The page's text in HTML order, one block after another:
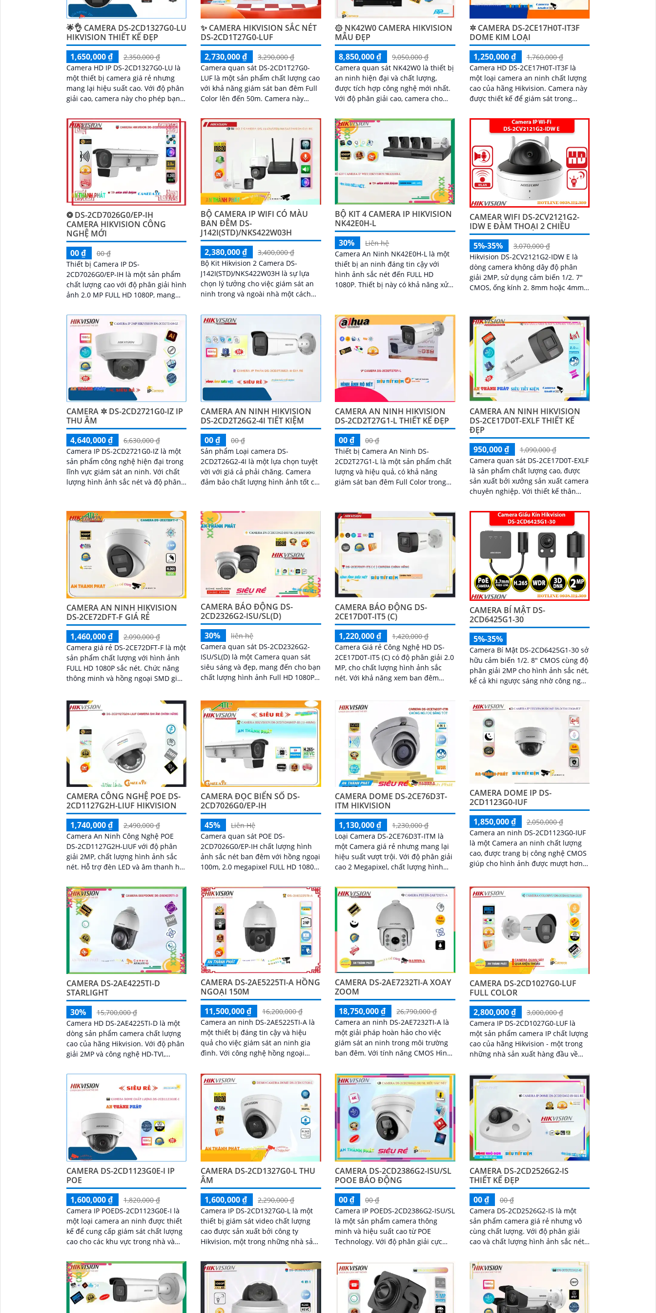
🌟👌 CAMERA DS-2CD1327G0-LU
HIKVISION THIẾT KẾ ĐẸP
1,650,000 ₫
2,350,000 ₫
Camera HD IP DS-2CD1327G0-LU là
một thiết bị camera giá rẻ nhưng
mang lại hiệu suất cao. Với độ phân
giải cao, camera này cho phép bạn
✨ CAMERA HIKVISION SẮC NÉT
DS-2CD1T27G0-LUF
2,730,000 ₫
3,290,000 ₫
Camera quan sát DS-2CD1T27G0-
LUF là một sản phẩm chất lượng cao
với khả năng giám sát ban đêm Full
Color lên đến 50m. Camera này
ảnh màu sắc rõ nét và sáng trong
đêm mà còn đảm bảo chất lượng
Full HD 1080P
۞ NK42W0 CAMERA HIKVISION
MẪU ĐẸP
8,850,000 ₫
9,050,000 ₫
Camera quan sát NK42W0 là thiết bị
an ninh hiện đại và chất lượng,
được tích hợp công nghệ mới nhất.
Với độ phân giải cao, camera cho
sắc
✲ CAMERA DS-2CE17H0T-IT3F
DOME KIM LOẠI
1,250,000 ₫
1,760,000 ₫
Camera HD DS-2CE17H0T-IT3F là
một loại camera an ninh chất lượng
cao của hãng Hikvision. Camera này
được thiết kế để giám sát trong
chống nước,...
❂ DS-2CD7026G0/EP-IH
CAMERA HIKVISION CÔNG
NGHỆ MỚI
00 ₫
00 ₫
Thiết bị Camera IP DS-
2CD7026G0/EP-IH là một sản phẩm
chất lượng cao với độ phân giải hình
ảnh 2.0 MP FULL HD 1080P, mang
công trình dân dụng
BỘ CAMERA IP WIFI CÓ MÀU
BAN ĐÊM DS-
J142I(STD)/NKS422W03H
2,380,000 ₫
3,400,000 ₫
Bộ Kit Hikvision 2 Camera DS-
J142I(STD)/NKS422W03H là sự lựa
chọn lý tưởng cho việc giám sát an
ninh trong và ngoài nhà một cách
sắc nét, bộ kit này mang đến cho
bạn hình ảnh rõ ràng và chất lượng
cao
BỘ KIT 4 CAMERA IP HIKVISION
NK42E0H-L
30%
Liên hệ
Camera An Ninh NK42E0H-L là một
thiết bị an ninh đáng tin cậy với
hình ảnh sắc nét đến FULL HD
1080P. Thiết bị này có khả năng xử
CAMEAR WIFI DS-2CV2121G2-
IDW E ĐÀM THOẠI 2 CHIỀU
5%-35%
3,070,000 ₫
Hikvision DS-2CV2121G2-IDW E là
dòng camera không dây độ phân
giải 2MP, sử dụng cảm biến 1/2. 7"
CMOS, ống kính 2. 8mm hoặc 4mm,
CAMERA ✲ DS-2CD2721G0-IZ IP
THU ÂM
4,640,000 ₫
6,630,000 ₫
Camera IP DS-2CD2721G0-IZ là một
sản phẩm công nghệ hiện đại trong
lĩnh vực giám sát an ninh. Với chất
lượng hình ảnh sắc nét và độ phân
tại các khu vực như gia đình, văn
phòng, cửa hàng và khách sạn
CAMERA AN NINH HIKVISION
DS-2CD2T26G2-4I TIẾT KIỆM
00 ₫
00 ₫
Sản phẩm Loại camera DS-
2CD2T26G2-4I là một lựa chọn tuyệt
vời với giá cả phải chăng. Camera
đảm bảo chất lượng hình ảnh tốt cả
xem hình ảnh trong khoảng cách lên
đến 60 mét vào ban đêm
CAMERA AN NINH HIKVISION
DS-2CD2T27G1-L THIẾT KẾ ĐẸP
00 ₫
00 ₫
Thiết bị Camera An Ninh DS-
2CD2T27G1-L là một sản phẩm chất
lượng và hiệu quả, có khả năng
giám sát ban đêm Full Color trong
ban ngày, đảm bảo hình ảnh rõ nét
và chi tiết
CAMERA AN NINH HIKVISION
DS-2CE17D0T-EXLF THIẾT KẾ
ĐẸP
950,000 ₫
1,090,000 ₫
Camera quan sát DS-2CE17D0T-EXLF
là sản phẩm chất lượng cao, được
sản xuất bởi xưởng sản xuất camera
chuyên nghiệp. Với thiết kế thân
chất lượng hình ảnh Full HD 1080P
sắc nét và chính xác
CAMERA AN NINH HIKVISION
DS-2CE72DFT-F GIÁ RẺ
1,460,000 ₫
2,090,000 ₫
Camera giá rẻ DS-2CE72DFT-F là một
sản phẩm chất lượng với hình ảnh
FULL HD 1080P sắc nét. Chức năng
thông minh và hồng ngoại SMD giúp
chính xác trong việc giám sát
CAMERA BÁO ĐỘNG DS-
2CD2326G2-ISU/SL(D)
30%
liên hệ
Camera quan sát DS-2CD2326G2-
ISU/SL(D) là một Camera quan sát
siêu sáng và đẹp, mang đến cho bạn
chất lượng hình ảnh Full HD 1080P
CAMERA BÁO ĐỘNG DS-
2CE17D0T-IT5 (C)
1,220,000 ₫
1,420,000 ₫
Camera Giá rẻ Công Nghệ HD DS-
2CE17D0T-IT5 (C) có độ phân giải 2.0
MP, cho chất lượng hình ảnh sắc
nét. Với khả năng xem ban đêm
CAMERA BÍ MẬT DS-
2CD6425G1-30
5%-35%
Camera Bí Mật DS-2CD6425G1-30 sở
hữu cảm biến 1/2. 8" CMOS cùng độ
phân giải 2MP cho hình ảnh sắc nét,
kể cả khi ngược sáng nhờ công nghệ
CAMERA CÔNG NGHỆ POE DS-
2CD1127G2H-LIUF HIKVISION
1,740,000 ₫
2,490,000 ₫
Camera An Ninh Công Nghệ POE
DS-2CD1127G2H-LIUF với độ phân
giải 2MP, chất lượng hình ảnh sắc
nét. Hỗ trợ đèn LED và âm thanh hai
giúp cải thiện...
CAMERA ĐỌC BIỂN SỐ DS-
2CD7026G0/EP-IH
45%
Liên Hệ
Camera quan sát POE DS-
2CD7026G0/EP-IH chất lượng hình
ảnh sắc nét ban đêm với hồng ngoại
100m, 2.0 megapixel FULL HD 1080P.
mỹ thuật...
CAMERA DOME DS-2CE76D3T-
ITM HIKVISION
1,130,000 ₫
1,230,000 ₫
Loại Camera DS-2CE76D3T-ITM là
một Camera giá rẻ nhưng mang lại
hiệu suất vượt trội. Với độ phân giải
cao 2 Megapixel, chất lượng hình
đảm bảo cho bạn nhìn thấy mọi chi
tiết một cách rõ ràng
CAMERA DOME IP DS-
2CD1123G0-IUF
1,850,000 ₫
2,050,000 ₫
Camera an ninh DS-2CD1123G0-IUF
là một Camera an ninh chất lượng
cao, được trang bị công nghệ CMOS
giúp cho hình ảnh được mượt hơn.
CAMERA DS-2AE4225TI-D
STARLIGHT
30%
15,700,000 ₫
Camera HD DS-2AE4225TI-D là một
dòng sản phẩm camera chất lượng
cao của hãng Hikvision. Với độ phân
giải 2MP và công nghệ HD-TVI,
hình ảnh chất lượng cao và rõ nét
CAMERA DS-2AE5225TI-A HỒNG
NGOẠI 150M
11,500,000 ₫
16,200,000 ₫
Camera an ninh DS-2AE5225TI-A là
một thiết bị đáng tin cậy và hiệu
quả cho việc giám sát an ninh gia
đình. Với công nghệ hồng ngoại
ảnh sắc nét và đẹp mắt khi quan sát
ban đêm
CAMERA DS-2AE7232TI-A XOAY
ZOOM
18,750,000 ₫
26,790,000 ₫
Camera an ninh DS-2AE7232TI-A là
một giải pháp hoàn hảo cho việc
giám sát an ninh trong môi trường
ban đêm. Với tính năng CMOS Hình
ảnh sáng đẹp và rõ nét ngay cả khi
ánh sáng yếu
CAMERA DS-2CD1027G0-LUF
FULL COLOR
2,800,000 ₫
3,000,000 ₫
Camera IP DS-2CD1027G0-LUF là
một sản phẩm camera IP chất lượng
cao của hãng Hikvision - một trong
những nhà sản xuất hàng đầu về
DS-2CD1027G0-LUF...
CAMERA DS-2CD1123G0E-I IP
POE
1,600,000 ₫
1,820,000 ₫
Camera IP POEDS-2CD1123G0E-I là
một loại camera an ninh được thiết
kế để cung cấp giám sát chất lượng
cao cho các khu vực trong nhà và
kết nối...
CAMERA DS-2CD1327G0-L THU
ÂM
1,600,000 ₫
2,290,000 ₫
Camera IP DS-2CD1327G0-L là một
thiết bị giám sát video chất lượng
cao được sản xuất bởi công ty
Hikvision, một trong những nhà sản
nghệ an ninh....
CAMERA DS-2CD2386G2-ISU/SL
POOE BÁO ĐỘNG
00 ₫
00 ₫
Camera IP POEDS-2CD2386G2-ISU/SL
là một sản phẩm camera thông
minh và hiệu suất cao từ POE
Technology. Với độ phân giải cực
cấp hình ảnh sắc nét và chi tiết
CAMERA DS-2CD2526G2-IS
THIẾT KẾ ĐẸP
00 ₫
00 ₫
Camera DS-2CD2526G2-IS là một
sản phẩm camera giá rẻ nhưng vô
cùng chất lượng. Với độ phân giải
cao và chất lượng hình ảnh sắc nét,
nhìn hoàn hảo và chất lượng ghi
hình tuyệt vời